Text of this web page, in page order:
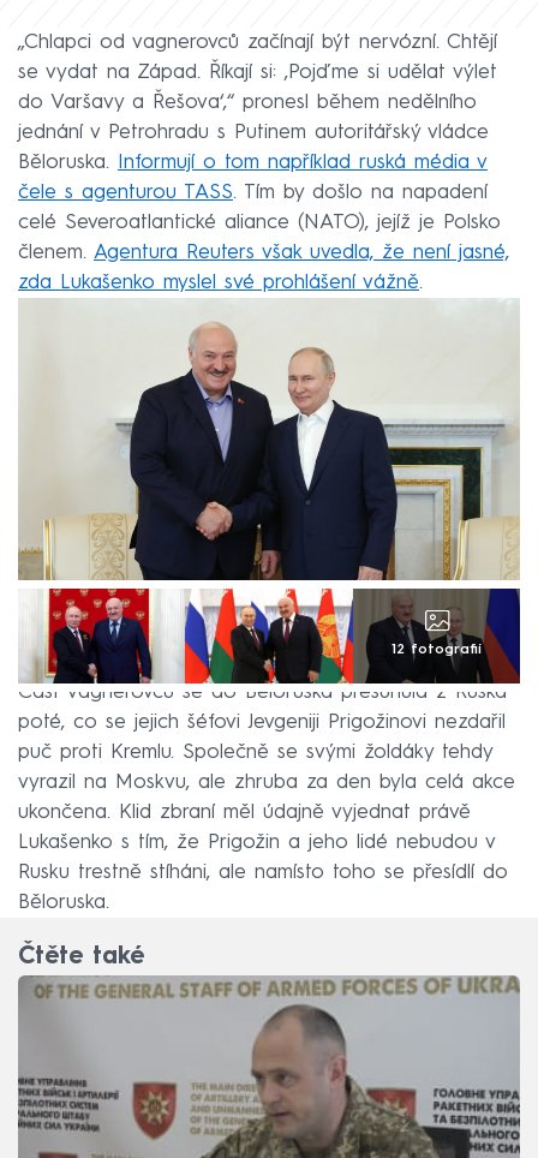
„Chlapci od vagnerovců začínají být nervózní. Chtějí
se vydat na Západ. Říkají si: ‚Pojďme si udělat výlet
do Varšavy a Řešova‘,“ pronesl během nedělního
jednání v Petrohradu s Putinem autoritářský vládce
Běloruska.
Informují o tom například ruská média v
čele s agenturou TASS. Tím by došlo na napadení
celé Severoatlantické aliance (NATO), jejíž je Polsko
členem. Agentura Reuters však uvedla, že není jasné,
zda Lukašenko myslel své prohlášení vážně.
12 fotografií
Část vagnerovců se do Běloruska přesunula z Ruska
poté, co se jejich šéfovi Jevgeniji Prigožinovi nezdařil
puč proti Kremlu. Společně se svými žoldáky tehdy
vyrazil na Moskvu, ale zhruba za den byla celá akce
ukončena. Klid zbraní měl údajně vyjednat právě
Lukašenko s tím, že Prigožin a jeho lidé nebudou v
Rusku trestně stíháni, ale namísto toho se přesídlí do
Běloruska.
Čtěte také